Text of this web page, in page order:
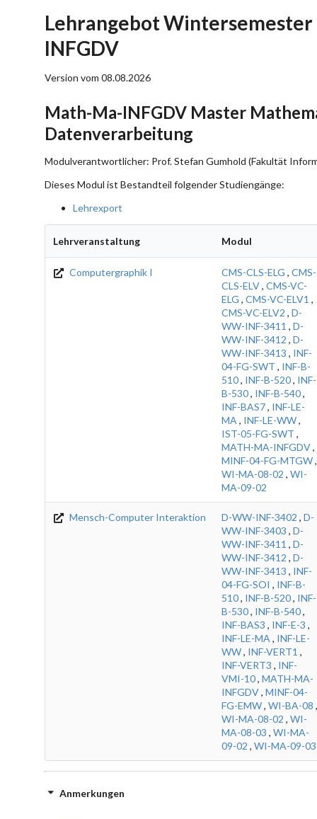
Lehrangebot
INFGDV
Version vom 08.08.2026
Math-Ma-INFGDV Master
Datenverarbeitung
Modulverantwortlicher: Prof. Stefan Gumhold (Fakultät
Dieses Modul ist Bestandteil folgender Studiengänge:
Lehrexport
Lehrveranstaltung Modul
Computergraphik I CMS-CLS-ELG , CMS-
CLS-ELV, CMS-VC-
ELG , CMS-VC-ELV1 ,
CMS-VC-ELV2 , D-
WW-INF-3411 , D-
WW-INF-3412 , D-
WW-INF-3413 , INF-
04-FG-SWT , INF-B-
510, INF-B-520, INF-
B-530, INF-B-540,
INF-BAS7, INF-LE-
MA , INF-LE-WW,
IST-05-FG-SWT ,
MATH-MA-INFGDV,
MINF-04-FG-MTGW,
WI-MA-08-02 , WI-
MA-09-02
Mensch-Computer Interaktion D-WW-INF-3402 , D-
WW-INF-3403 , D-
WW-INF-3411 , D-
WW-INF-3412 , D-
WW-INF-3413 , INF-
04-FG-SOI , INF-B-
510, INF-B-520, INF-
B-530, INF-B-540,
INF-BAS3 , INF-E-3 ,
INF-LE-MA , INF-LE-
WW, INF-VERT1 ,
INF-VERT3 , INF-
VMI-10, MATH-MA-
INFGDV, MINF-04-
FG-EMW, WI-BA-08 ,
WI-MA-08-02 , WI-
MA-08-03 , WI-MA-
09-02 , WI-MA-09-03
Anmerkungen